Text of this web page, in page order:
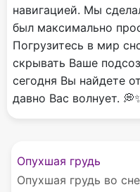
навигацией. Мы
был максимально
Погрузитесь в мир
скрывать Ваше
сегодня Вы найдете
давно Вас волнует.
Опухшая грудь
Опухшая грудь во